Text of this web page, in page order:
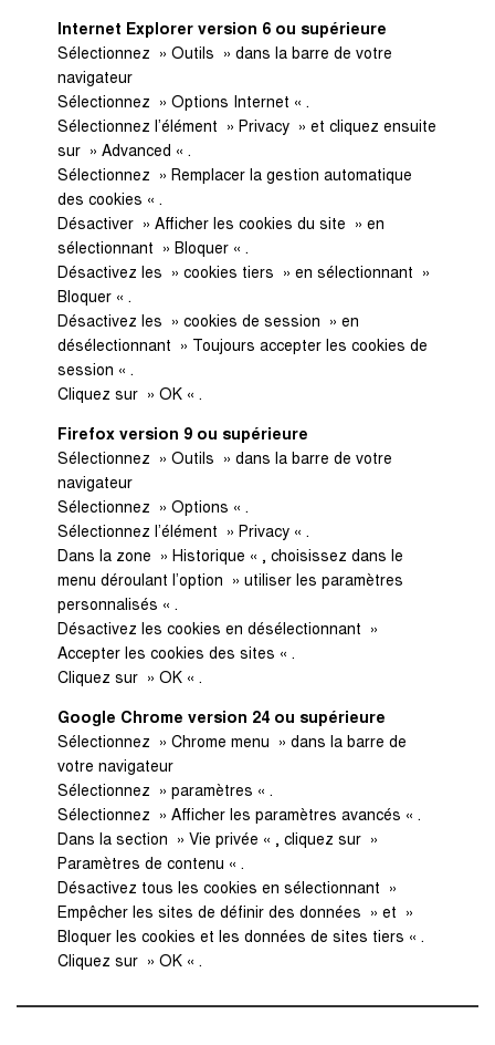
Internet Explorer version 6 ou supérieure
Sélectionnez » Outils » dans la barre de votre
navigateur
Sélectionnez » Options Internet « .
Sélectionnez l’élément » Privacy » et cliquez ensuite
sur » Advanced « .
Sélectionnez » Remplacer la gestion automatique
des cookies « .
Désactiver » Afficher les cookies du site » en
sélectionnant » Bloquer « .
Désactivez les » cookies tiers » en sélectionnant »
Bloquer « .
Désactivez les » cookies de session » en
désélectionnant » Toujours accepter les cookies de
session « .
Cliquez sur » OK « .
Firefox version 9 ou supérieure
Sélectionnez » Outils » dans la barre de votre
navigateur
Sélectionnez » Options « .
Sélectionnez l’élément » Privacy « .
Dans la zone » Historique « , choisissez dans le
menu déroulant l’option » utiliser les paramètres
personnalisés « .
Désactivez les cookies en désélectionnant »
Accepter les cookies des sites « .
Cliquez sur » OK « .
Google Chrome version 24 ou supérieure
Sélectionnez » Chrome menu » dans la barre de
votre navigateur
Sélectionnez » paramètres « .
Sélectionnez » Afficher les paramètres avancés « .
Dans la section » Vie privée « , cliquez sur »
Paramètres de contenu « .
Désactivez tous les cookies en sélectionnant »
Empêcher les sites de définir des données » et »
Bloquer les cookies et les données de sites tiers « .
Cliquez sur » OK « .